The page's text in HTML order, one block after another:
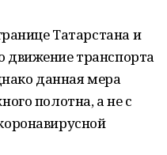
Татарстана и
движение транспорта
данная мера
полотна, а не с